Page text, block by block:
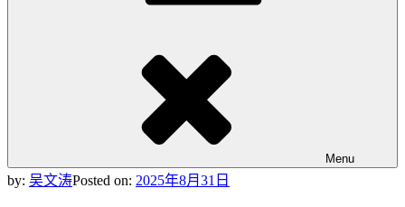
Menu
by: 吴文涛Posted on: 2025年8月31日